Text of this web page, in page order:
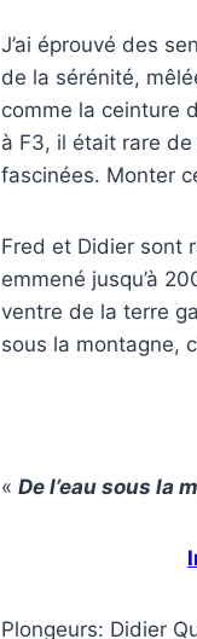
J’ai éprouvé des
de la sérénité,
comme la ceinture
à F3, il était rare
fascinées. Monter
Fred et Didier sont
emmené jusqu’à
ventre de la terre
sous la montagne,
«De l’eau sous la
Plongeurs: Didier